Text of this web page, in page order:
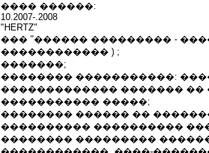
���� ������:
10.2007-.2008
"HERTZ"
��� "������ ��������� -
������������ ) ;
�������;
�������� �����������:
������������� ������� ��
����������� �����;
�������� ������ ��
���������� ����������
�������� ���������